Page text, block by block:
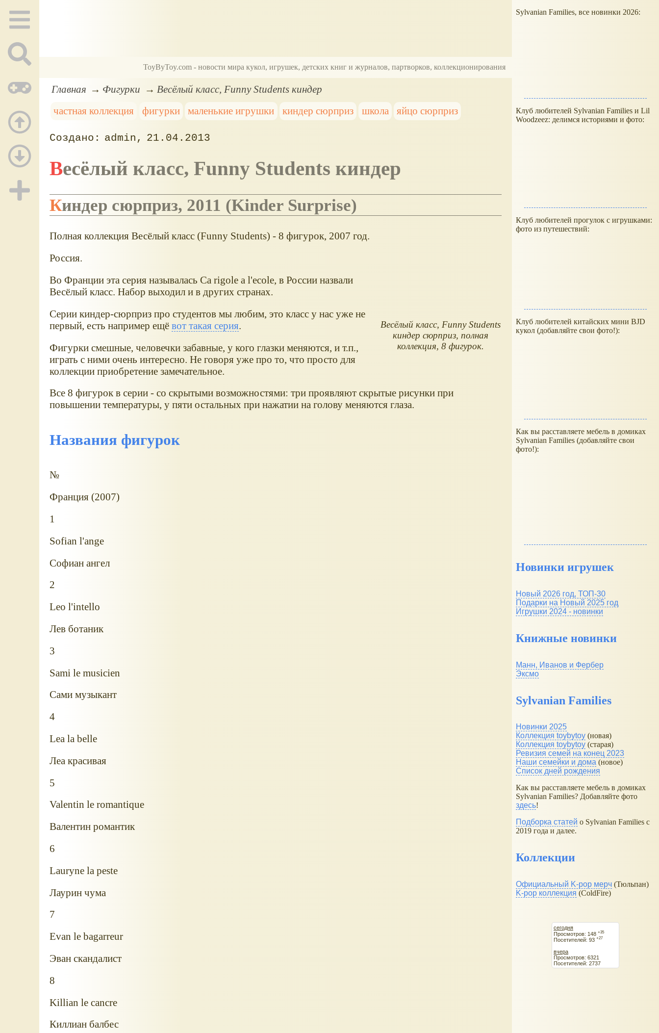
ToyByToy.com - новости мира кукол, игрушек, детских книг и журналов, партворков, коллекционирования
Главная Фигурки
Весёлый класс, Funny Students киндер
частная коллекция
фигурки маленькие игрушки киндер сюрприз школа яйцо сюрприз
admin 21.04.2013
Весёлый класс, Funny Students киндер
Киндер сюрприз, 2011 (Kinder Surprise)
Полная коллекция Весёлый класс (Funny Students) - 8 фигурок, 2007 год.
Весёлый класс, Funny Students
киндер сюрприз, полная
коллекция, 8 фигурок.
Россия.
Во Франции эта серия называлась Ca rigole a l'ecole, в России назвали
Весёлый класс. Набор выходил и в других странах.
Серии киндер-сюрприз про студентов мы любим, это класс у нас уже не
первый, есть например ещё вот такая серия.
Фигурки смешные, человечки забавные, у кого глазки меняются, и т.п.,
играть с ними очень интересно. Не говоря уже про то, что просто для
коллекции приобретение замечательное.
Все 8 фигурок в серии - со скрытыми возможностями: три проявляют скрытые рисунки при
повышении температуры, у пяти остальных при нажатии на голову меняются глаза.
Названия фигурок
№
Франция (2007)
1
Sofian l'ange
Софиан ангел
2
Leo l'intello
Лев ботаник
3
Sami le musicien
Сами музыкант
4
Lea la belle
Леа красивая
5
Valentin le romantique
Валентин романтик
6
Lauryne la peste
Лаурин чума
7
Evan le bagarreur
Эван скандалист
8
Killian le cancre
Киллиан балбес
Sylvanian Families, все новинки 2026:
Клуб любителей Sylvanian Families и Lil
Woodzeez: делимся историями и фото:
Клуб любителей прогулок с игрушками:
фото из путешествий:
Клуб любителей китайских мини BJD
кукол (добавляйте свои фото!):
Как вы расставляете мебель в домиках
Sylvanian Families (добавляйте свои
фото!):
Новинки игрушек
Новый 2026 год, ТОП-30
Подарки на Новый 2025 год
Игрушки 2024 - новинки
Книжные новинки
Манн, Иванов и Фербер
Эксмо
Sylvanian Families
Новинки 2025
Коллекция toybytoy (новая)
Коллекция toybytoy (старая)
Ревизия семей на конец 2023
Наши семейки и дома (новое)
Список дней рождения
Как вы расставляете мебель в домиках
Sylvanian Families? Добавляйте фото
здесь!
Подборка статей о Sylvanian Families с
2019 года и далее.
Коллекции
Официальный K-pop мерч (Тюльпан)
K-pop коллекция (ColdFire)
сегодня
Просмотров: 148 +35
Посетителей: 93 +27
вчера
Просмотров: 6321
Посетителей: 2737